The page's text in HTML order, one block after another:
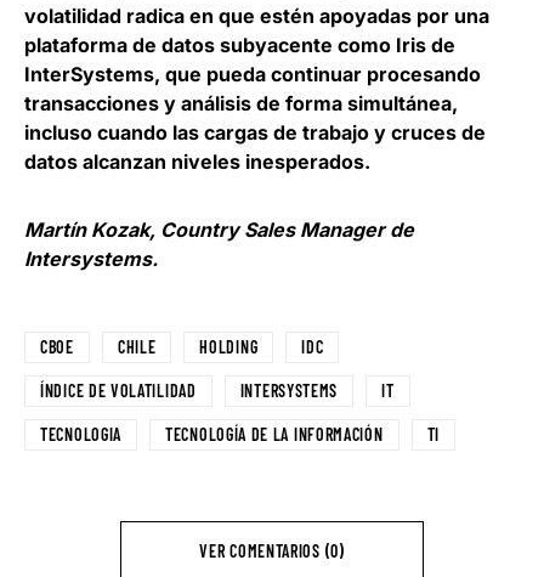
volatilidad radica en que estén apoyadas por una
plataforma de datos subyacente como Iris de
InterSystems, que pueda continuar procesando
transacciones y análisis de forma simultánea,
incluso cuando las cargas de trabajo y cruces de
datos alcanzan niveles inesperados.
Martín Kozak, Country Sales Manager de
Intersystems.
CBOE CHILE HOLDING IDC
ÍNDICE DE VOLATILIDAD INTERSYSTEMS IT
TECNOLOGIA TECNOLOGÍA DE LA INFORMACIÓN TI
VER COMENTARIOS (0)